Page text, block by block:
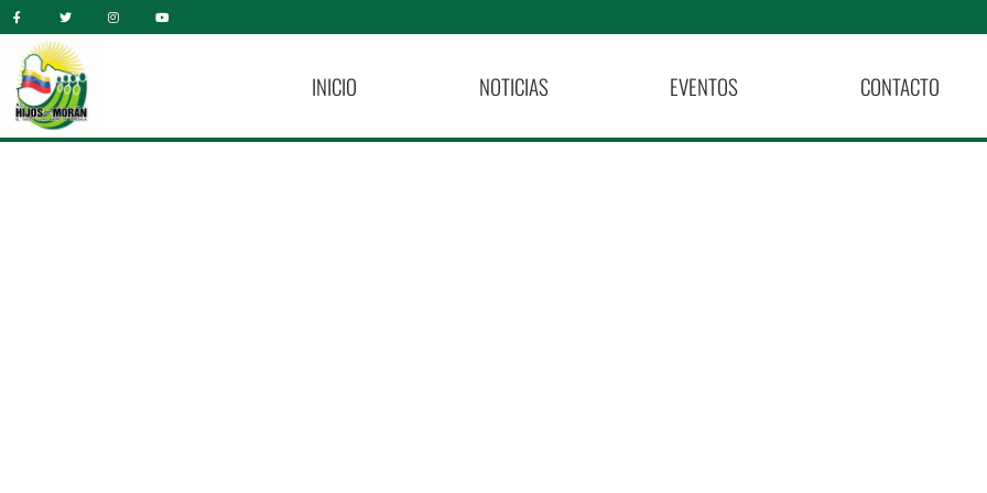
INICIO NOTICIAS EVENTOS CONTACTO